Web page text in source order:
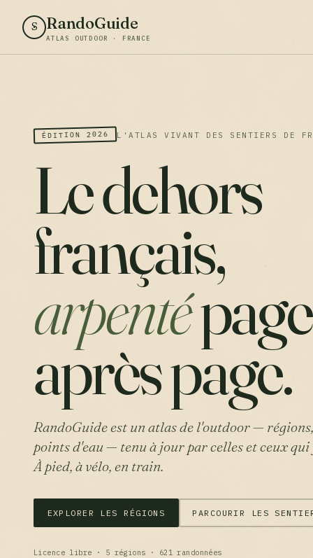
S RandoGuide
ATLAS OUTDOOR · FRANCE
ÉDITION 2026 L'ATLAS VIVANT DES SENTIERS DE
Le dehors
français,
arpentépage
après page.
RandoGuide est un atlas de l'outdoor —
points d'eau — tenu à jour par celles et ceux
À pied, à vélo, en train.
EXPLORER LES RÉGIONS PARCOURIR LES
Licence libre · 5 régions · 621 randonnées